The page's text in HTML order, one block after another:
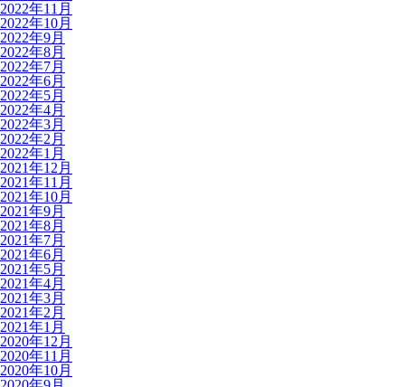
2022年11月
2022年10月
2022年9月
2022年8月
2022年7月
2022年6月
2022年5月
2022年4月
2022年3月
2022年2月
2022年1月
2021年12月
2021年11月
2021年10月
2021年9月
2021年8月
2021年7月
2021年6月
2021年5月
2021年4月
2021年3月
2021年2月
2021年1月
2020年12月
2020年11月
2020年10月